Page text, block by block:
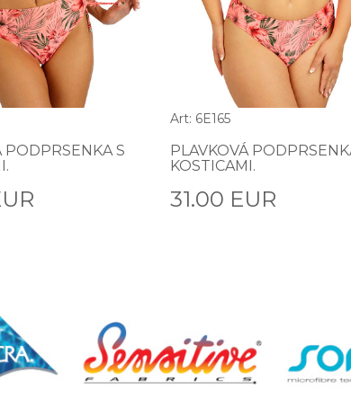
PODPRSENKA S
Art: 6E165
PLAVKOVÁ
KOSTICAMI.
31.00 EUR